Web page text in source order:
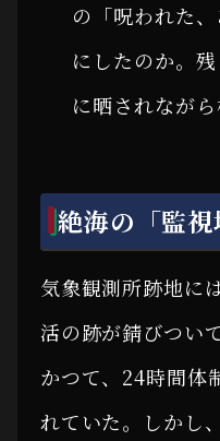
の「呪われた
にしたのか。
に晒されながら
絶海の「監
気象観測所跡地に
活の跡が錆びつい
かつて、24時間体
れていた。しかし